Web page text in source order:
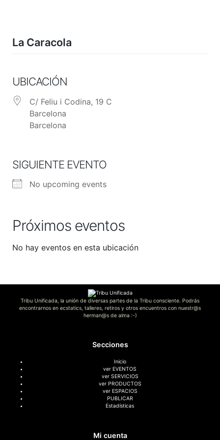
La Caracola
UBICACIÓN
C/ Feliu i Codina, 19 C
Barcelona
Barcelona
SIGUIENTE EVENTO
No upcoming events
Próximos eventos
No hay eventos en esta ubicación
Tribu Unificada, la unión de diversas partes de la Tribu consciente. Podrás
encontrarnos en ecstatics, talleres, retiros y otros encuentros con nuestr@s
herman@s de alma :-)
Secciones
Inicio
ver EVENTOS
ver SERVICIOS
ver PRODUCTOS
ver ESPACIOS
PUBLICAR
Estadísticas
Mi cuenta